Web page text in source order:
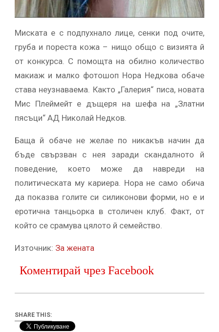
Миската е с подпухнало лице, сенки под очите,
груба и пореста кожа – нищо общо с визията й
от конкурса. С помощта на обилно количество
макиаж и малко фотошоп Нора Недкова обаче
става неузнаваема. Както „Галерия“ писа, новата
Мис Плеймейт е дъщеря на шефа на „Златни
пясъци“ АД Николай Недков.
Баща й обаче не желае по никакъв начин да
бъде свързван с нея заради скандалното й
поведение, което може да навреди на
политическата му кариера. Нора не само обича
да показва голите си силиконови форми, но е и
еротична танцьорка в столичен клуб. Факт, от
който се срамува цялото й семейство.
Източник: За жената
Коментирай чрез Facebook
SHARE THIS: